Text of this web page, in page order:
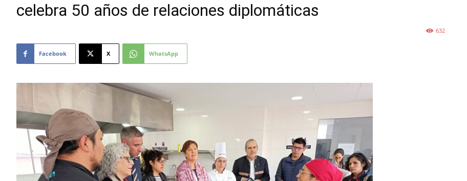
celebra 50 años de relaciones diplomáticas
632
Facebook X WhatsApp